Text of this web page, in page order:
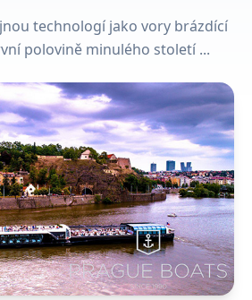
technologí jako vory brázdící
polovině minulého století ...